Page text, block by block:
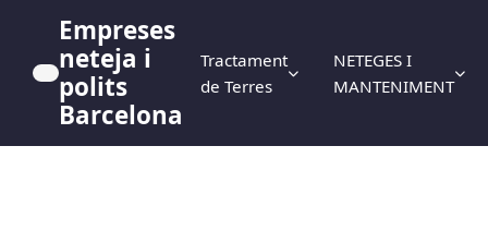
Empreses
neteja i
polits
Barcelona
Tractament
de Terres
NETEGES I
MANTENIMENT